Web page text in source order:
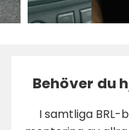
Behöver du
I samtliga